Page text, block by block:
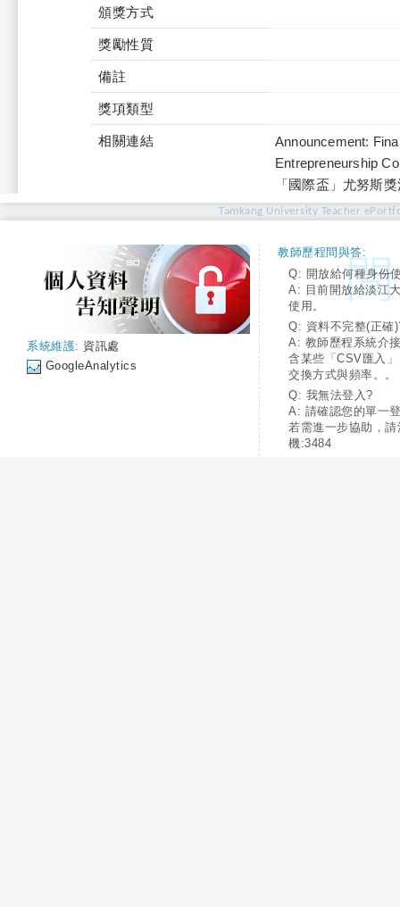
頒獎方式
獎勵性質
備註
獎項類型
相關連結
Announcement:
Entrepreneurship
「國際盃」尤努斯
Tamkang University Teacher
系統維護: 資訊處
GoogleAnalytics
教師歷程問與答:
Q: 開放給何種身份
A: 目前開放給淡江
使用。
Q: 資料不完整(正確
A: 教師歷程系統介
含某些「CSV匯入
交換方式與頻率。。
Q: 我無法登入?
A: 請確認您的單一
若需進一步協助，
機:3484